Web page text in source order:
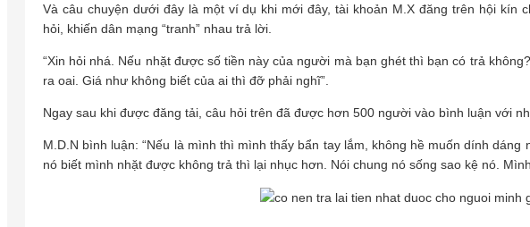
Và câu chuyện dưới đây là một ví dụ khi mới đây, tài khoản M.X đăng trên hội kín
hỏi, khiến dân mạng “tranh” nhau trả lời.
“Xin hỏi nhá. Nếu nhặt được số tiền này của người mà bạn ghét thì bạn có trả
ra oai. Giá như không biết của ai thì đỡ phải nghĩ”.
Ngay sau khi được đăng tải, câu hỏi trên đã được hơn 500 người vào bình luận với
M.D.N bình luận: “Nếu là mình thì mình thấy bẩn tay lắm, không hề muốn dính
nó biết mình nhặt được không trả thì lại nhục hơn. Nói chung nó sống sao kệ nó.